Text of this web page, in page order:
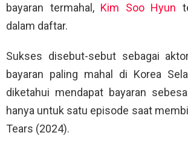
bayaran termahal, Kim Soo Hyun
dalam daftar.
Sukses disebut-sebut sebagai
bayaran paling mahal di Korea
diketahui mendapat bayaran
hanya untuk satu episode saat
Tears (2024).